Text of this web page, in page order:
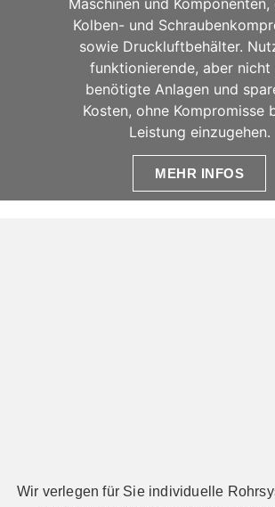
Kolben- und
sowie Druckluftbehälter.
funktionierende, aber nicht
benötigte Anlagen und
Kosten, ohne Kompromisse
Leistung einzugehen.
MEHR INFOS
Wir verlegen für Sie individuelle